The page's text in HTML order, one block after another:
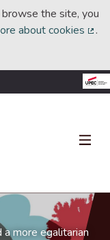
the site, you
about cookies .
more egalitarian